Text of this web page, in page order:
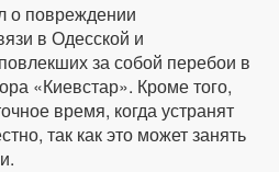
о повреждении
в Одесской и
за собой перебои в
«Киевстар». Кроме того,
время, когда устранят
так как это может занять